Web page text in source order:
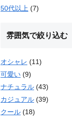
50代以上 (7)
雰囲気で絞り込む
オシャレ (11)
可愛い (9)
ナチュラル (43)
カジュアル (39)
クール (18)